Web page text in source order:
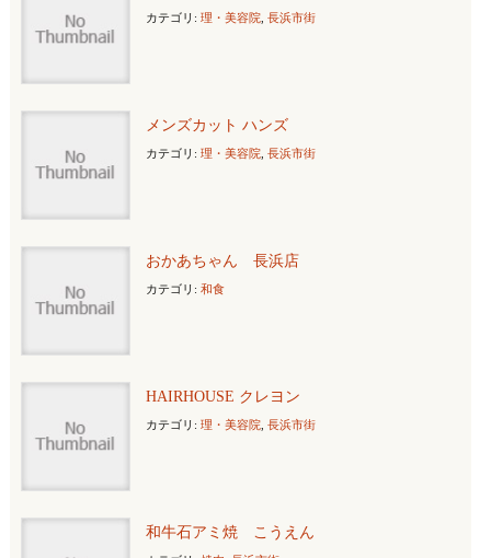
カテゴリ: 理・美容院, 長浜市街
メンズカット ハンズ
カテゴリ: 理・美容院, 長浜市街
おかあちゃん 長浜店
カテゴリ: 和食
HAIRHOUSE クレヨン
カテゴリ: 理・美容院, 長浜市街
和牛石アミ焼 こうえん